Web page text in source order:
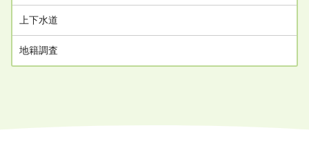
上下水道
地籍調査